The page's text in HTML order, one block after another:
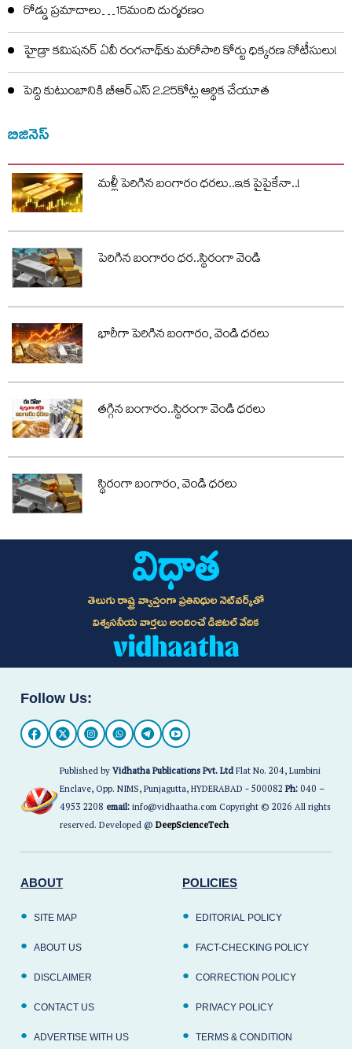
రోడ్డు ప్రమాదాలు…15మంది దుర్మరణం
హైడ్రా కమిషనర్ ఏవీ రంగనాథ్‌కు మరోసారి కోర్టు ధిక్కరణ నోటీసులు!
పెద్ది కుటుంబానికి బీఆర్ఎస్ 2.25కోట్ల ఆర్థిక చేయూత
బిజినెస్
మళ్లీ పెరిగిన బంగారం ధరలు..ఇక పైపైకేనా..!
పెరిగిన బంగారం ధర..స్థిరంగా వెండి
భారీగా పెరిగిన బంగారం, వెండి ధరలు
తగ్గిన బంగారం..స్థిరంగా వెండి ధరలు
స్థిరంగా బంగారం, వెండి ధరలు
తెలుగు రాష్ట్ర వ్యాప్తంగా ప్రతినిధుల నెట్‌వర్క్‌తో
విశ్వసనీయ వార్తలు అందించే డిజిటల్ వేదిక
Follow Us:
Published byVidhatha Publications Pvt. LtdFlat No. 204, Lumbini
Enclave, Opp. NIMS, Punjagutta, HYDERABAD - 500082Ph:040 –
4953 2208 email:info@vidhaatha.com Copyright © 2026 All rights
reserved. Developed @DeepScienceTech
ABOUT
SITE MAP
ABOUT US
DISCLAIMER
CONTACT US
ADVERTISE WITH US
POLICIES
EDITORIAL POLICY
FACT-CHECKING POLICY
CORRECTION POLICY
PRIVACY POLICY
TERMS & CONDITION